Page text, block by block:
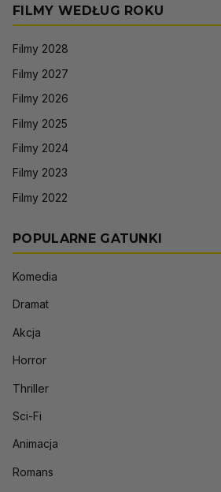
FILMY WEDŁUG ROKU
Filmy 2028
Filmy 2027
Filmy 2026
Filmy 2025
Filmy 2024
Filmy 2023
Filmy 2022
POPULARNE GATUNKI
Komedia
Dramat
Akcja
Horror
Thriller
Sci-Fi
Animacja
Romans